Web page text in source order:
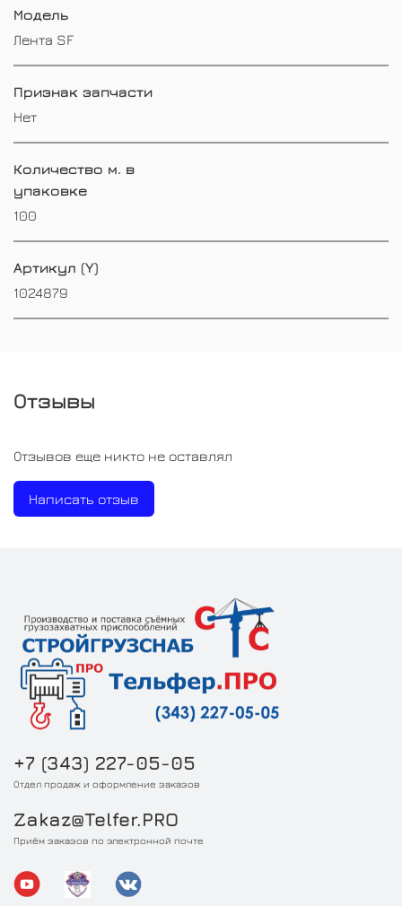
Модель
Лента SF
Признак запчасти
Нет
Количество м. в
упаковке
100
Артикул (Y)
1024879
Отзывы
Отзывов еще никто не оставлял
Написать отзыв
+7 (343) 227-05-05
Отдел продаж и оформление заказов
Zakaz@Telfer.PRO
Приём заказов по электронной почте